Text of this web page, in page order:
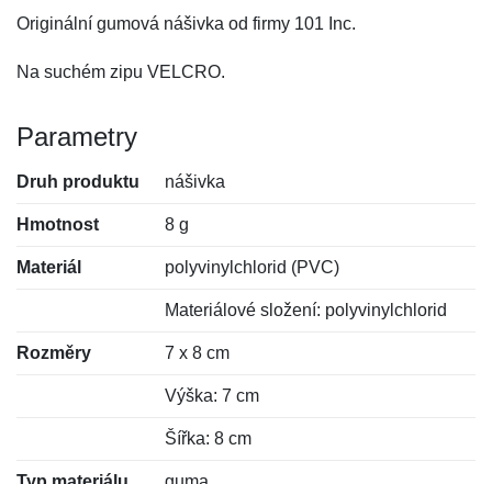
Originální gumová nášivka od firmy 101 Inc.
Na suchém zipu VELCRO.
Parametry
Druh produktu nášivka
Hmotnost 8 g
Materiál polyvinylchlorid (PVC)
Materiálové složení: polyvinylchlorid
Rozměry 7 x 8 cm
Výška: 7 cm
Šířka: 8 cm